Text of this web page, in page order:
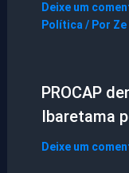
Deixe um
Política/ Por
PROCAP
Ibaretama
Deixe um